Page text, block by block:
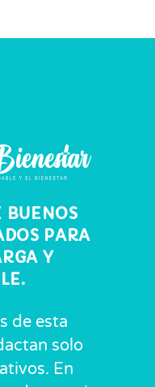
BUENOS
PARA
Y
de esta
solo
En